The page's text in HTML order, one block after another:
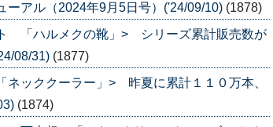
アル（2024年9月5日号）('24/09/10) (1878)
「ハルメクの靴」> シリーズ累計販売数が
08/31) (1877)
ネッククーラー」> 昨夏に累計１１０万本、
(1874)